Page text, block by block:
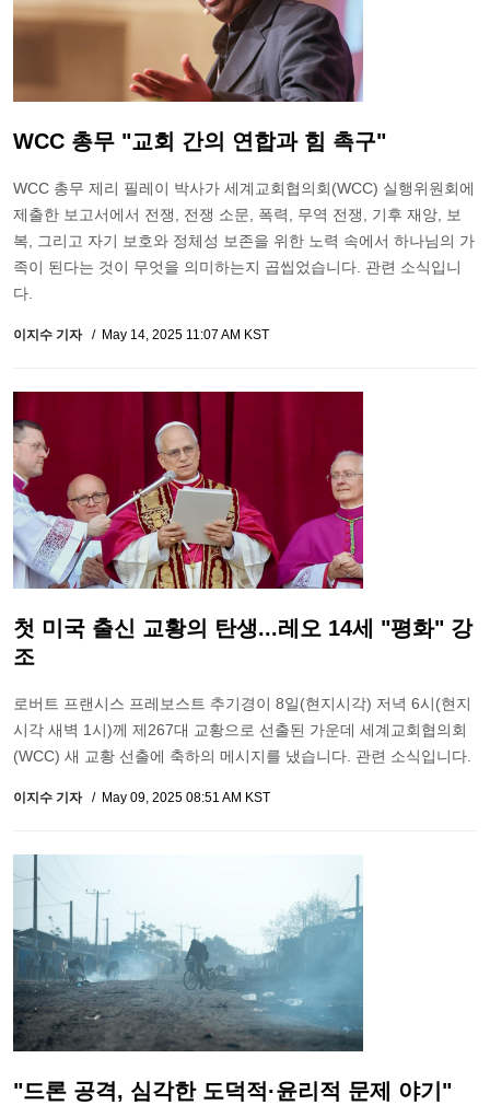
WCC 총무 "교회 간의 연합과 힘 촉구"
WCC 총무 제리 필레이 박사가 세계교회협의회(WCC) 실행위원회에
제출한 보고서에서 전쟁, 전쟁 소문, 폭력, 무역 전쟁, 기후 재앙, 보
복, 그리고 자기 보호와 정체성 보존을 위한 노력 속에서 하나님의 가
족이 된다는 것이 무엇을 의미하는지 곱씹었습니다. 관련 소식입니
다.
이지수 기자 May 14, 2025 11:07 AM KST
첫 미국 출신 교황의 탄생...레오 14세 "평화" 강
조
로버트 프랜시스 프레보스트 추기경이 8일(현지시각) 저녁 6시(현지
시각 새벽 1시)께 제267대 교황으로 선출된 가운데 세계교회협의회
(WCC) 새 교황 선출에 축하의 메시지를 냈습니다. 관련 소식입니다.
이지수 기자 May 09, 2025 08:51 AM KST
"드론 공격, 심각한 도덕적·윤리적 문제 야기"